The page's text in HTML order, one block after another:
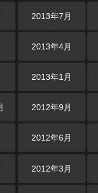
2013年7月
2013年4月
2013年1月
2012年9月
2012年6月
2012年3月